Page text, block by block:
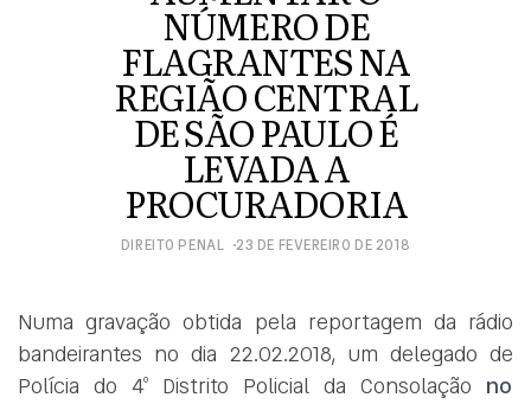
NÚMERO DE
FLAGRANTES NA
REGIÃO CENTRAL
DE SÃO PAULO É
LEVADA A
PROCURADORIA
DIREITO PENAL 23 DE FEVEREIRO DE 2018
Numa gravação obtida pela reportagem da rádio
bandeirantes no dia 22.02.2018, um delegado de
Polícia do 4º Distrito Policial da Consolação no